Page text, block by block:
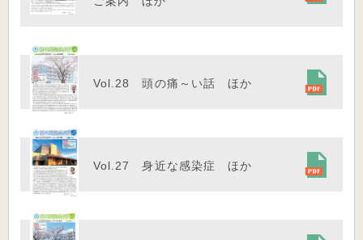
Vol.28 頭の痛～い話 ほか
Vol.27 身近な感染症 ほか